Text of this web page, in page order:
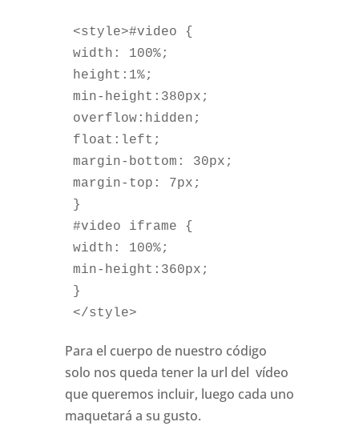
overflow:hidden;
float:left;
margin-bottom: 30px;
margin-top: 7px;
}
min-height:360px;
}
</style>
Para el cuerpo de nuestro código
solo nos queda tener la url del vídeo
que queremos incluir, luego cada uno
maquetará a su gusto.